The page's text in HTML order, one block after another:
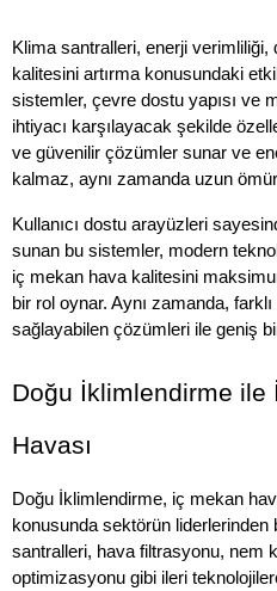
Klima santralleri, enerji verimliliği,
kalitesini artırma konusundaki
sistemler, çevre dostu yapısı ve
ihtiyacı karşılayacak şekilde
ve güvenilir çözümler sunar ve
kalmaz, aynı zamanda uzun
Kullanıcı dostu arayüzleri
sunan bu sistemler, modern
iç mekan hava kalitesini
bir rol oynar. Aynı zamanda,
sağlayabilen çözümleri ile geniş
Doğu İklimlendirme ile
Havası
Doğu İklimlendirme, iç mekan
konusunda sektörün
santralleri, hava filtrasyonu, nem
optimizasyonu gibi ileri